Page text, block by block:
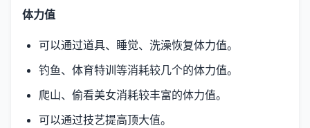
体力值
可以通过道具、睡觉、洗澡恢复体力值。
钓鱼、体育特训等消耗较几个的体力值。
爬山、偷看美女消耗较丰富的体力值。
可以通过技艺提高顶大值。